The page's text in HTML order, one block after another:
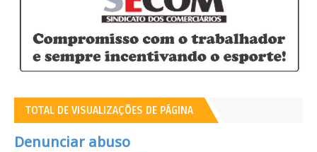
TOTAL DE VISUALIZAÇÕES DE PÁGINA
Denunciar abuso